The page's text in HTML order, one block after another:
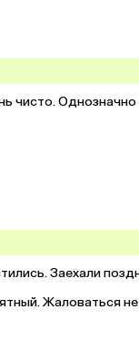
чисто.
Заехали
Жаловаться